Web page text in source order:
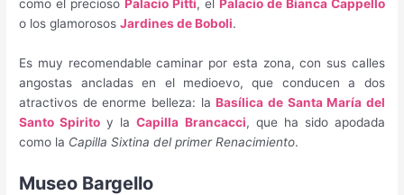
como el preciosoPalacio Pitti, el Palacio de Bianca Cappello
o los glamorososJardines de Boboli.
Es muy recomendable caminar por esta zona, con sus calles
angostas ancladas en el medioevo, que conducen a dos
atractivos de enorme belleza: laBasílica de Santa María del
Santo Spirito y laCapilla Brancacci, que ha sido apodada
como la Capilla Sixtina del primer Renacimiento.
Museo Bargello